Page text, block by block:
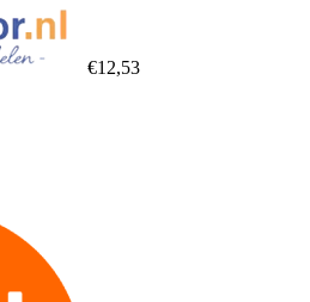
€12,53